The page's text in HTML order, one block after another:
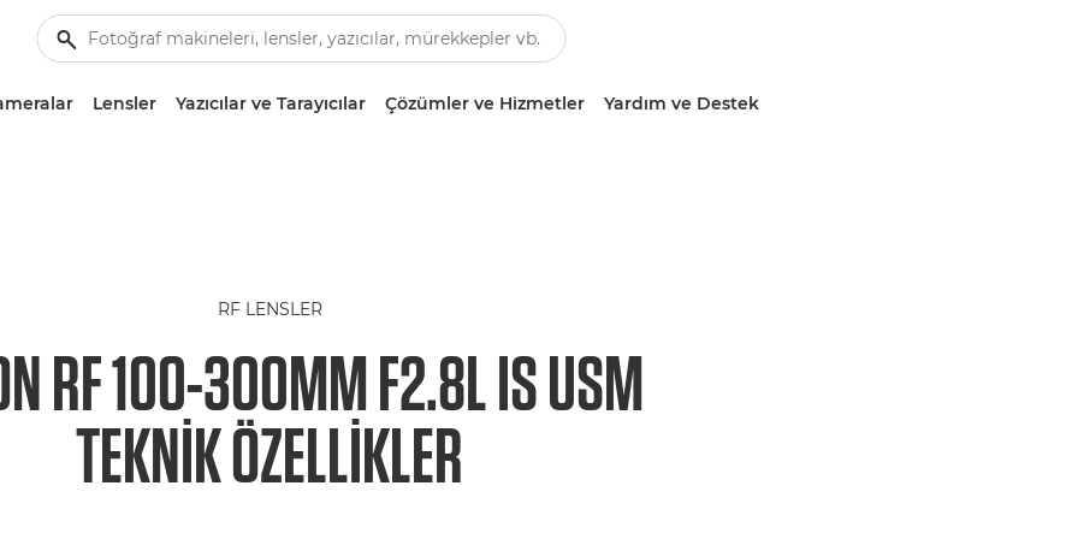
Lensler Yazıcılar ve Tarayıcılar Çözümler ve Hizmetler Yardım ve Destek
RF LENSLER
RF 100-300MM F2.8L IS USM
TEKNIK ÖZELLIKLER